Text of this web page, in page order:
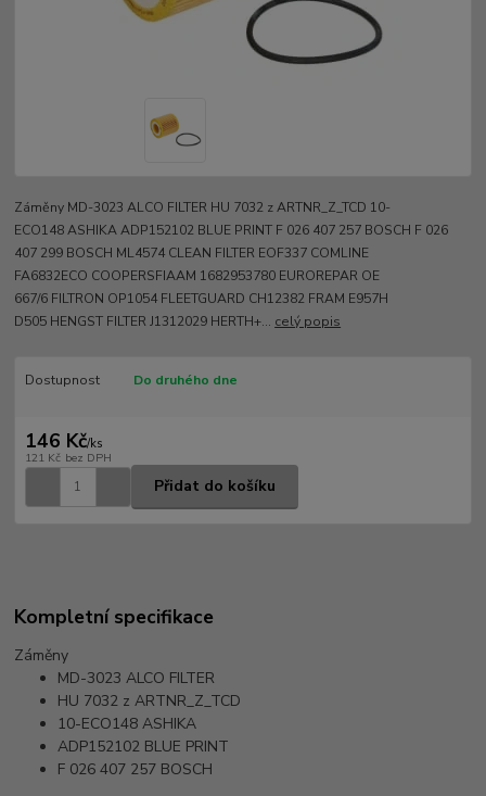
Záměny MD-3023 ALCO FILTER HU 7032 z ARTNR_Z_TCD 10-
ECO148 ASHIKA ADP152102 BLUE PRINT F 026 407 257 BOSCH F 026
407 299 BOSCH ML4574 CLEAN FILTER EOF337 COMLINE
FA6832ECO COOPERSFIAAM 1682953780 EUROREPAR OE
667/6 FILTRON OP1054 FLEETGUARD CH12382 FRAM E957H
D505 HENGST FILTER J1312029 HERTH+... celý popis
Dostupnost Do druhého dne
146 Kč/ks
121 Kč bez DPH
Přidat do košíku
Kompletní specifikace
Záměny
MD-3023 ALCO FILTER
HU 7032 z ARTNR_Z_TCD
10-ECO148 ASHIKA
ADP152102 BLUE PRINT
F 026 407 257 BOSCH